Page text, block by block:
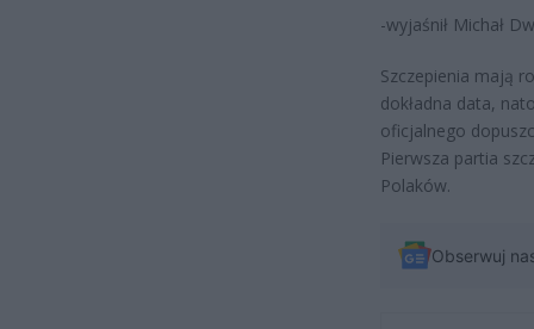
-wyjaśnił Michał
Szczepienia mają
dokładna data,
oficjalnego
Pierwsza partia
Polaków.
Obserwuj